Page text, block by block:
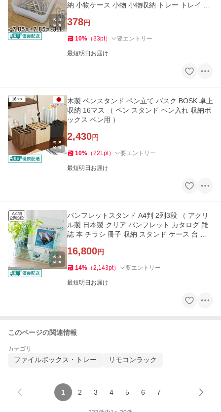
納 小物ケース 小物 小物収納 トレー トレイ 正
378円
10% （33pt） 要エントリー
最短明日お届け
木製 ペンスタンド ペン立て バスク BOSK 卓上
収納 16マス （ ペン スタンド ペン入れ 収納ボ
ックス ペン用 ）
2,430円
10% （221 pt） 要エントリー
最短明日お届け
パンフレットスタンド A4判 2列3段 （ アクリ
ル製 日本製 クリア パンフレット カタログ 雑
誌 本 チラシ 冊子 収納 スタンド ケース 台 卓
16,800円
14% （2,143pt） 要エントリー
最短明日お届け
このページの関連情報
カテゴリ
ファイルボックス・トレー リモコンラック
1 2 3 4 5 6 7